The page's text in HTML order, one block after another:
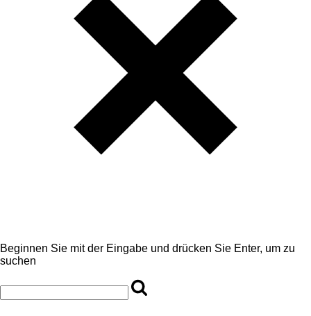
Beginnen Sie mit der Eingabe und drücken Sie Enter, um zu
suchen